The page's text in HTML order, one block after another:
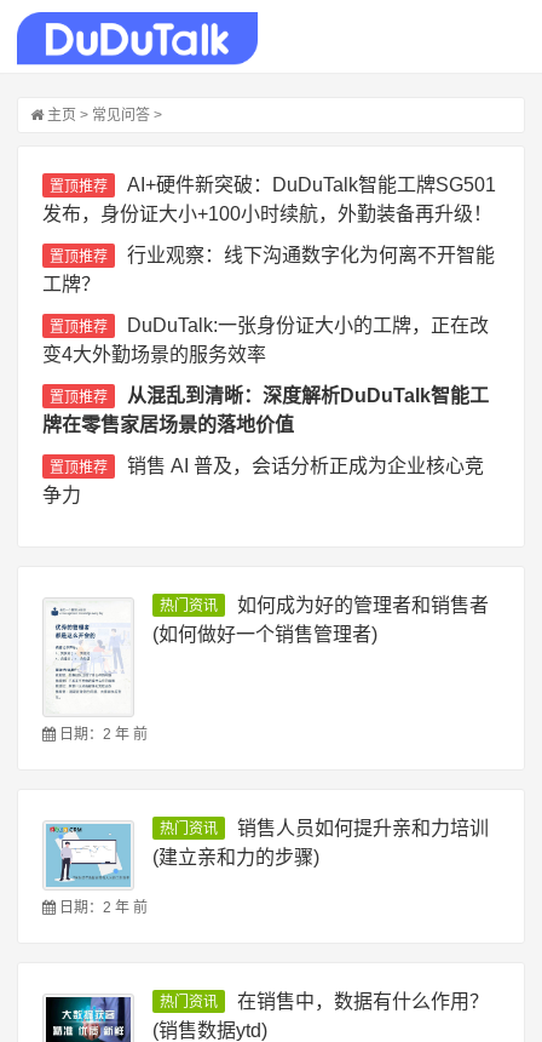
主页 > 常见问答 >
置顶推荐
AI+硬件新突破：DuDuTalk智能工牌SG501
发布，身份证大小+100小时续航，外勤装备再升级！
置顶推荐
行业观察：线下沟通数字化为何离不开智能
工牌？
置顶推荐
DuDuTalk:一张身份证大小的工牌，正在改
变4大外勤场景的服务效率
置顶推荐
从混乱到清晰：深度解析DuDuTalk智能工
牌在零售家居场景的落地价值
置顶推荐
销售 AI 普及，会话分析正成为企业核心竞
争力
热门资讯
如何成为好的管理者和销售者
(如何做好一个销售管理者)
日期：2 年 前
热门资讯
销售人员如何提升亲和力培训
(建立亲和力的步骤)
日期：2 年 前
热门资讯
在销售中，数据有什么作用？
(销售数据ytd)